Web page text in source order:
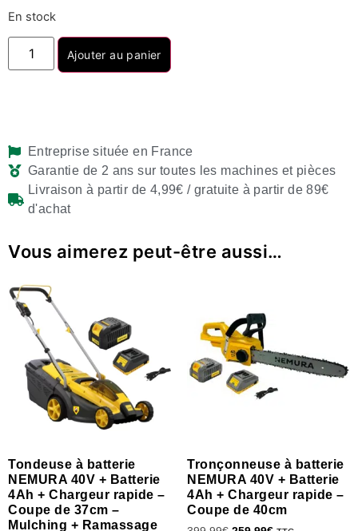
En stock
Ajouter au panier
Entreprise située en France
Garantie de 2 ans sur toutes les machines et pièces
Livraison à partir de 4,99€ / gratuite à partir de 89€
d'achat
Vous aimerez peut-être aussi…
Tondeuse à batterie
NEMURA 40V + Batterie
4Ah + Chargeur rapide –
Coupe de 37cm –
Mulching + Ramassage
Tronçonneuse à batterie
NEMURA 40V + Batterie
4Ah + Chargeur rapide –
Coupe de 40cm